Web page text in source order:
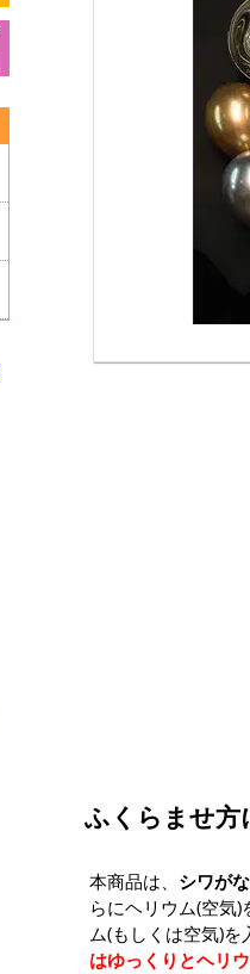
ふくらませ方
本商品は、 シワが
らにヘリウム(空気
ム(もしくは空気)を
はゆっくりとヘリ